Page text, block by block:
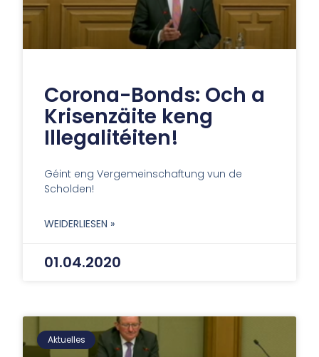
Corona-Bonds: Och a
Krisenzäite keng
Illegalitéiten!
Géint eng Vergemeinschaftung vun de
Scholden!
WEIDERLIESEN »
01.04.2020
Aktuelles